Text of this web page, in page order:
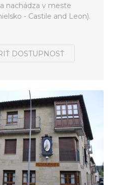
nachádza v meste
- Castile and Leon).
DOSTUPNOSŤ